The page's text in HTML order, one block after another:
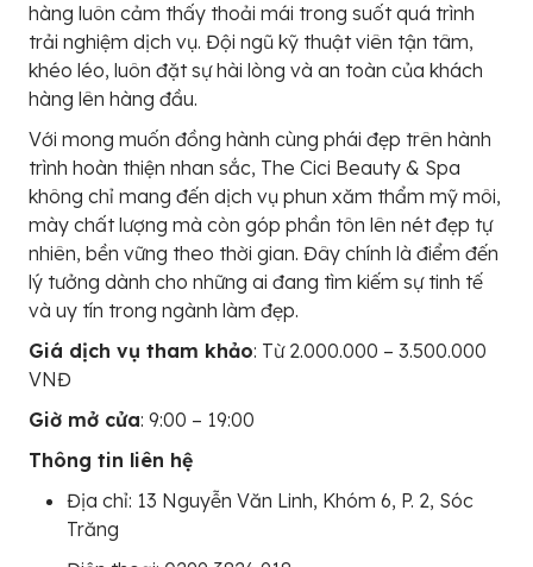
hàng luôn cảm thấy thoải mái trong suốt quá trình
trải nghiệm dịch vụ. Đội ngũ kỹ thuật viên tận tâm,
khéo léo, luôn đặt sự hài lòng và an toàn của khách
hàng lên hàng đầu.
Với mong muốn đồng hành cùng phái đẹp trên hành
trình hoàn thiện nhan sắc, The Cici Beauty & Spa
không chỉ mang đến dịch vụ phun xăm thẩm mỹ môi,
mày chất lượng mà còn góp phần tôn lên nét đẹp tự
nhiên, bền vững theo thời gian. Đây chính là điểm đến
lý tưởng dành cho những ai đang tìm kiếm sự tinh tế
và uy tín trong ngành làm đẹp.
Giá dịch vụ tham khảo: Từ 2.000.000 – 3.500.000
VNĐ
Giờ mở cửa: 9:00 – 19:00
Thông tin liên hệ
Địa chỉ: 13 Nguyễn Văn Linh, Khóm 6, P. 2, Sóc
Trăng